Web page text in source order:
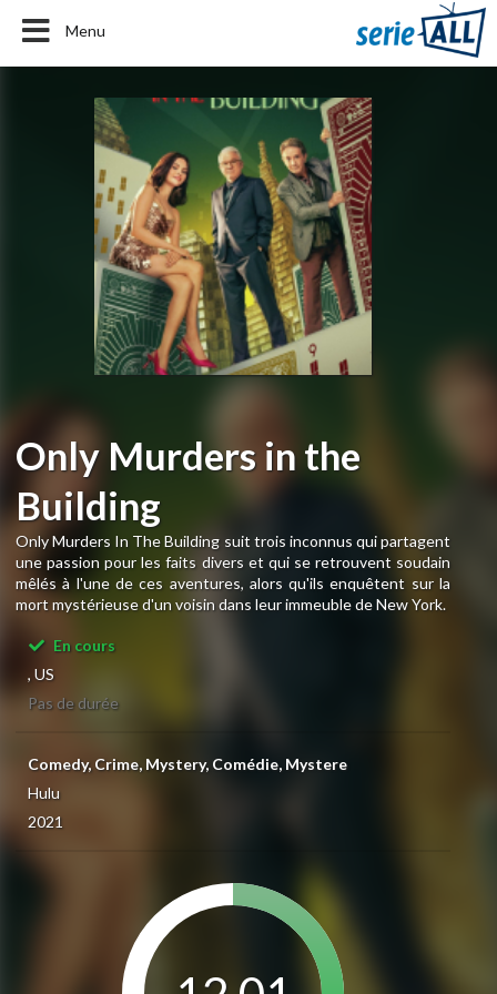
Menu
Only Murders in the
Building
Only Murders In The Building suit trois inconnus qui partagent
une passion pour les faits divers et qui se retrouvent soudain
mêlés à l'une de ces aventures, alors qu'ils enquêtent sur la
mort mystérieuse d'un voisin dans leur immeuble de New York.
En cours
, US
Pas de durée
Comedy, Crime, Mystery, Comédie, Mystere
Hulu
2021